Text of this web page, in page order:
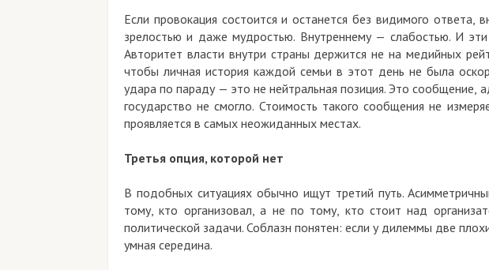
Если провокация состоится и останется без видимого
зрелостью и даже мудростью. Внутреннему — слабостью. И
Авторитет власти внутри страны держится не на медийных
чтобы личная история каждой семьи в этот день не была
удара по параду — это не нейтральная позиция. Это сообщение,
государство не смогло. Стоимость такого сообщения не
проявляется в самых неожиданных местах.
Третья опция, которой нет
В подобных ситуациях обычно ищут третий путь.
тому, кто организовал, а не по тому, кто стоит над
политической задачи. Соблазн понятен: если у дилеммы две
умная середина.